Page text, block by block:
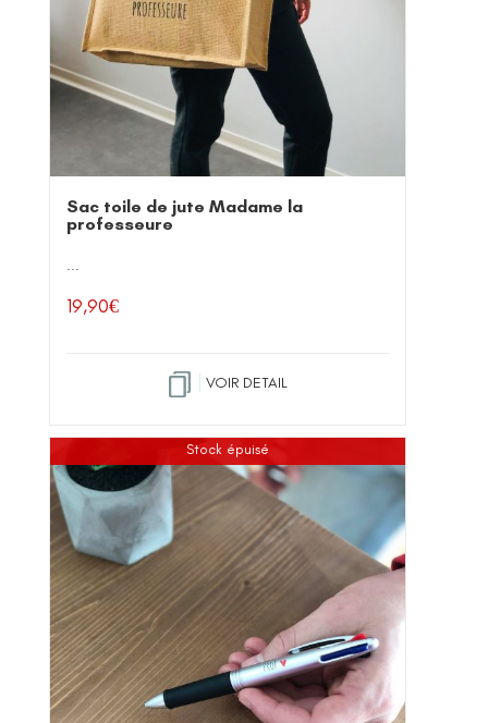
Sac toile de jute Madame la
professeure
...
19,90€
VOIR DETAIL
Stock épuisé